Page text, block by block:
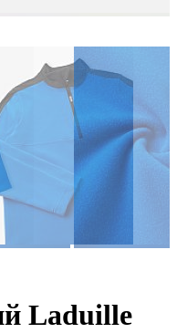
Laduille